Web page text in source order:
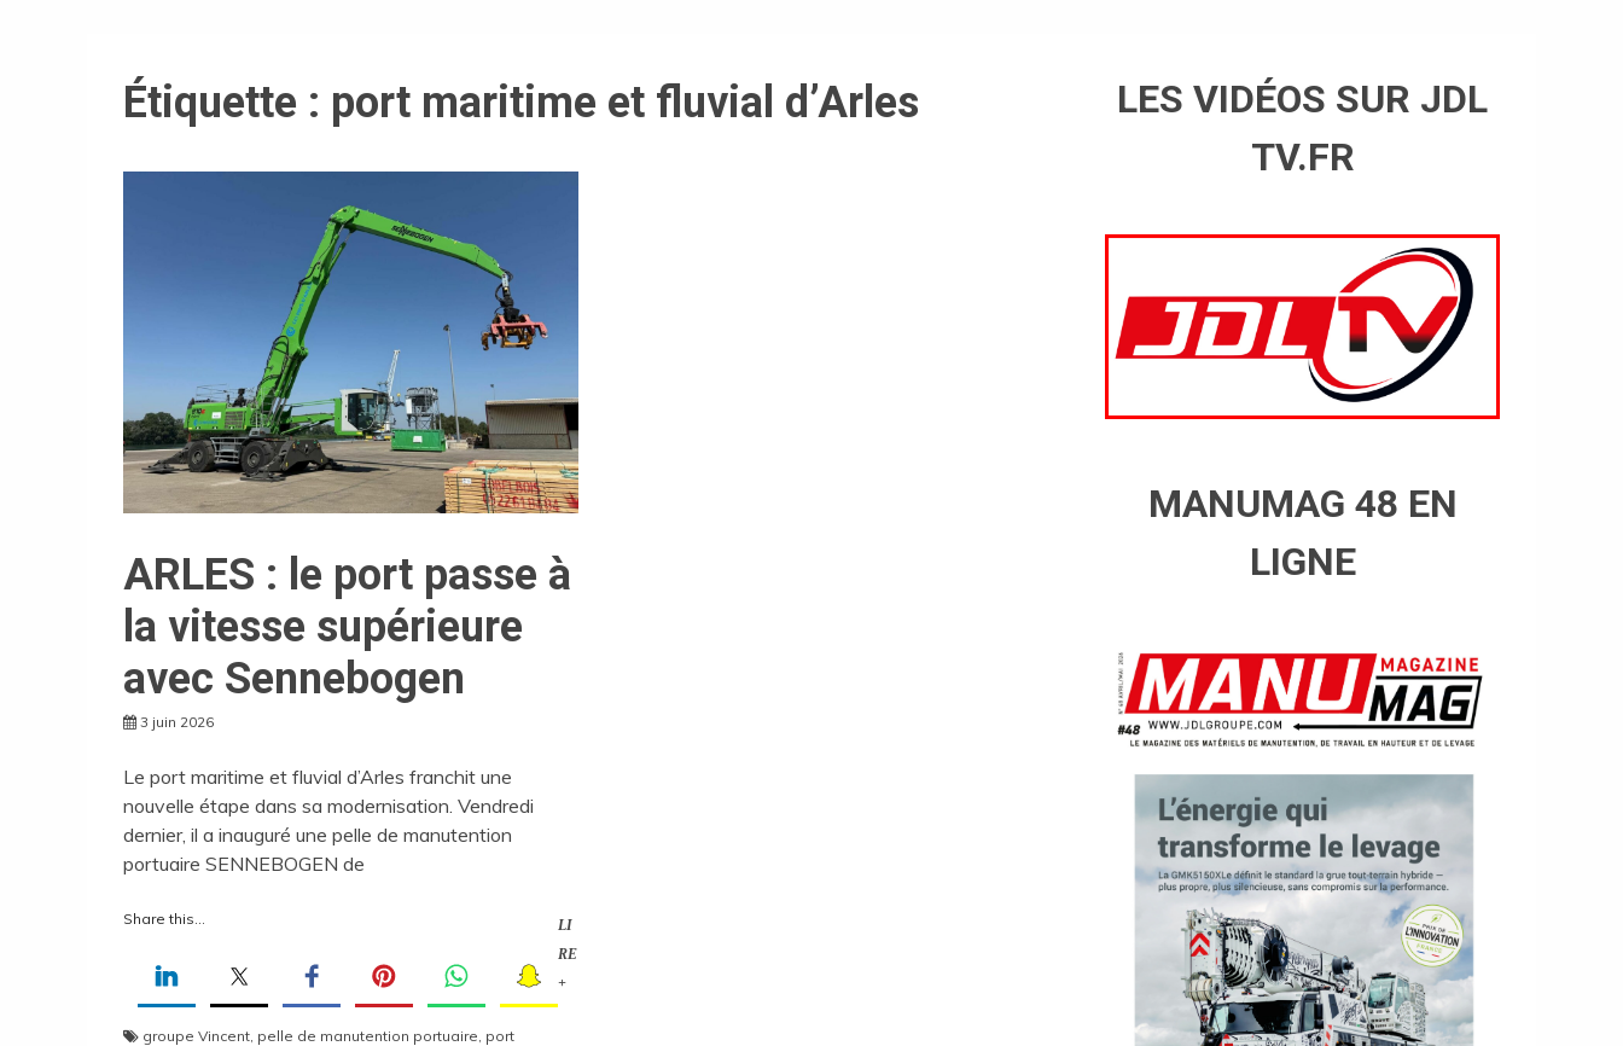
Étiquette : port maritime et fluvial d’Arles
ARLES : le port passe à
la vitesse supérieure
avec Sennebogen
3 juin 2026
Le port maritime et fluvial d’Arles franchit une
nouvelle étape dans sa modernisation. Vendredi
dernier, il a inauguré une pelle de manutention
portuaire SENNEBOGEN de
Share this...
LI
RE
+
groupe Vincent pelle de manutention portuaire port
LES VIDÉOS SUR JDL
TV.FR
MANUMAG 48 EN
LIGNE